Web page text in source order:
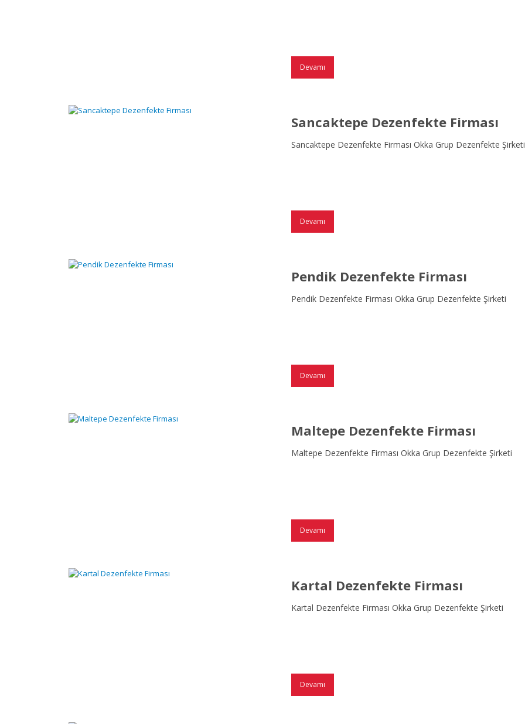
Devamı
Sancaktepe Dezenfekte Firması
Sancaktepe Dezenfekte Firması Okka Grup Dezenfekte Şirketi
Devamı
Pendik Dezenfekte Firması
Pendik Dezenfekte Firması Okka Grup Dezenfekte Şirketi
Devamı
Maltepe Dezenfekte Firması
Maltepe Dezenfekte Firması Okka Grup Dezenfekte Şirketi
Devamı
Kartal Dezenfekte Firması
Kartal Dezenfekte Firması Okka Grup Dezenfekte Şirketi
Devamı